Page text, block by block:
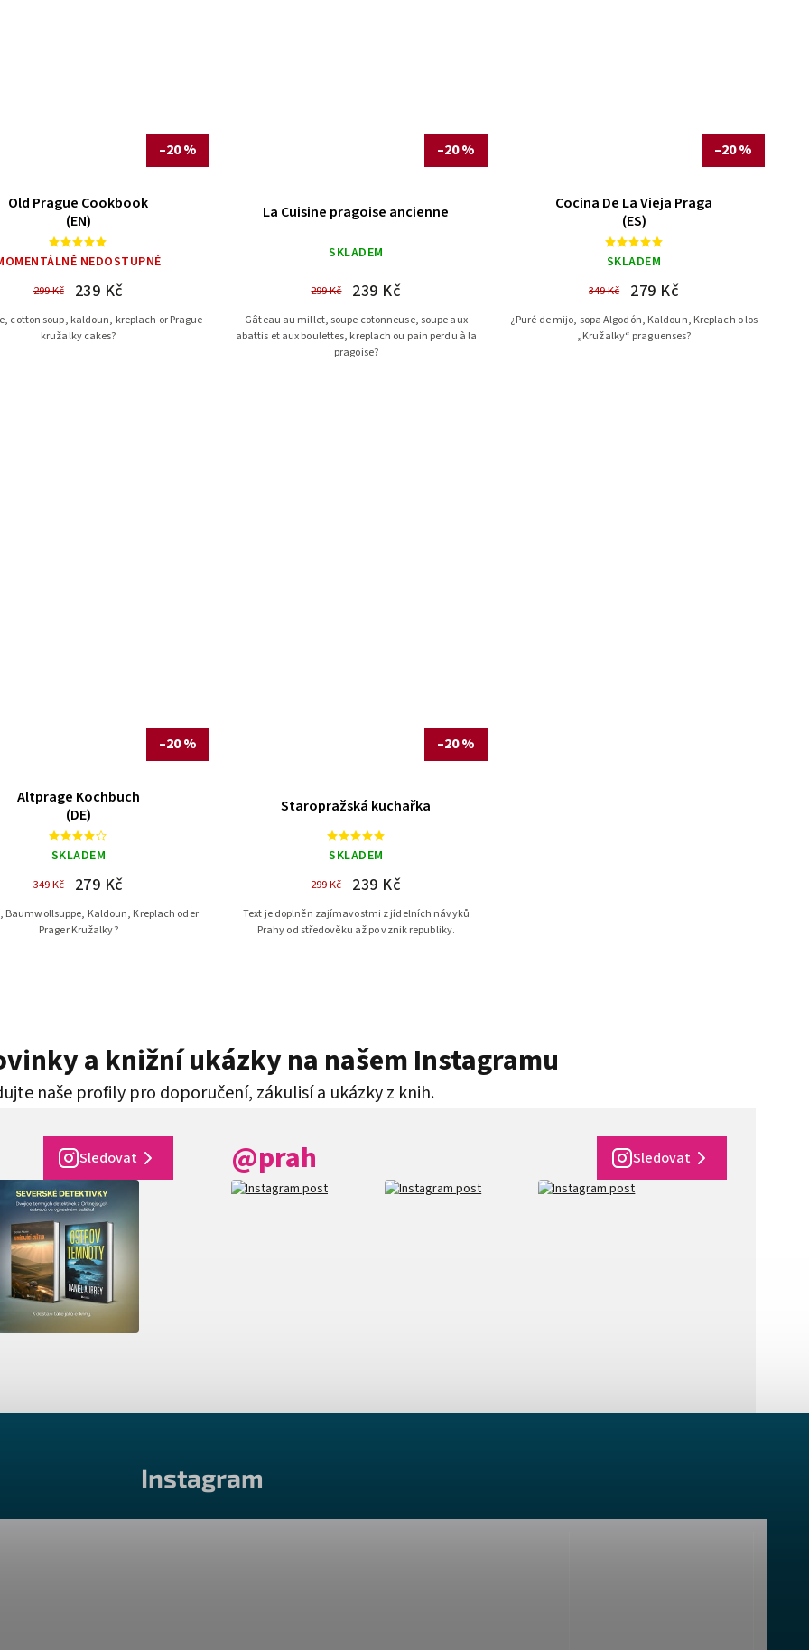
–20 %
Old Prague Cookbook
(EN)
NEDOSTUPNÉ
299 Kč 239 Kč
cotton soup, kaldoun, kreplach or Prague
kružalky cakes?
–20 %
La Cuisine pragoise ancienne
SKLADEM
299 Kč 239 Kč
Gâteau au millet, soupe cotonneuse, soupe aux
abattis et aux boulettes, kreplach ou pain perdu à la
pragoise?
–20 %
Cocina De La Vieja Praga
(ES)
SKLADEM
349 Kč 279 Kč
¿Puré de mijo, sopa Algodón, Kaldoun, Kreplach o los
„Kružalky“ praguenses?
–20 %
Altprage Kochbuch
(DE)
SKLADEM
349 Kč 279 Kč
Baumwollsuppe, Kaldoun, Kreplach oder
Prager Kružalky?
–20 %
Staropražská kuchařka
SKLADEM
299 Kč 239 Kč
Text je doplněn zajímavostmi z jídelních návyků
Prahy od středověku až po vznik republiky.
a knižní ukázky na našem Instagramu
naše profily pro doporučení, zákulisí a ukázky z knih.
Sledovat @prah Sledovat
Instagram